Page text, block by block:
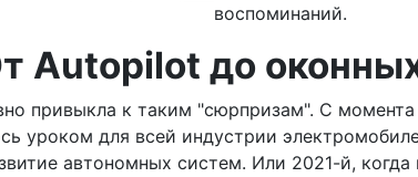
воспоминаний.
Autopilot до
привыкла к таким "сюрпризам". С
уроком для всей индустрии
автономных систем. Или 2021-й,